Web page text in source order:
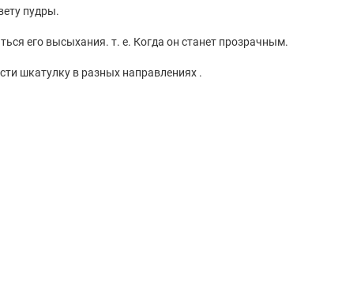
пудры.
его высыхания. т. е. Когда он станет прозрачным.
шкатулку в разных направлениях .